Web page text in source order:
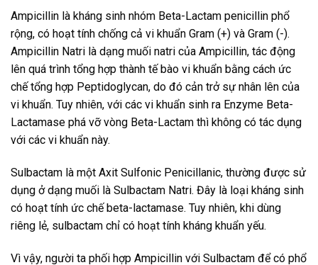
Ampicillin là kháng sinh nhóm Beta-Lactam penicillin phổ
rộng, có hoạt tính chống cả vi khuẩn Gram (+) và Gram (-).
Ampicillin Natri là dạng muối natri của Ampicillin, tác động
lên quá trình tổng hợp thành tế bào vi khuẩn bằng cách ức
chế tổng hợp Peptidoglycan, do đó cản trở sự nhân lên của
vi khuẩn. Tuy nhiên, với các vi khuẩn sinh ra Enzyme Beta-
Lactamase phá vỡ vòng Beta-Lactam thì không có tác dụng
với các vi khuẩn này.
Sulbactam là một Axit Sulfonic Penicillanic, thường được sử
dụng ở dạng muối là Sulbactam Natri. Đây là loại kháng sinh
có hoạt tính ức chế beta-lactamase. Tuy nhiên, khi dùng
riêng lẻ, sulbactam chỉ có hoạt tính kháng khuẩn yếu.
Vì vậy, người ta phối hợp Ampicillin với Sulbactam để có phổ